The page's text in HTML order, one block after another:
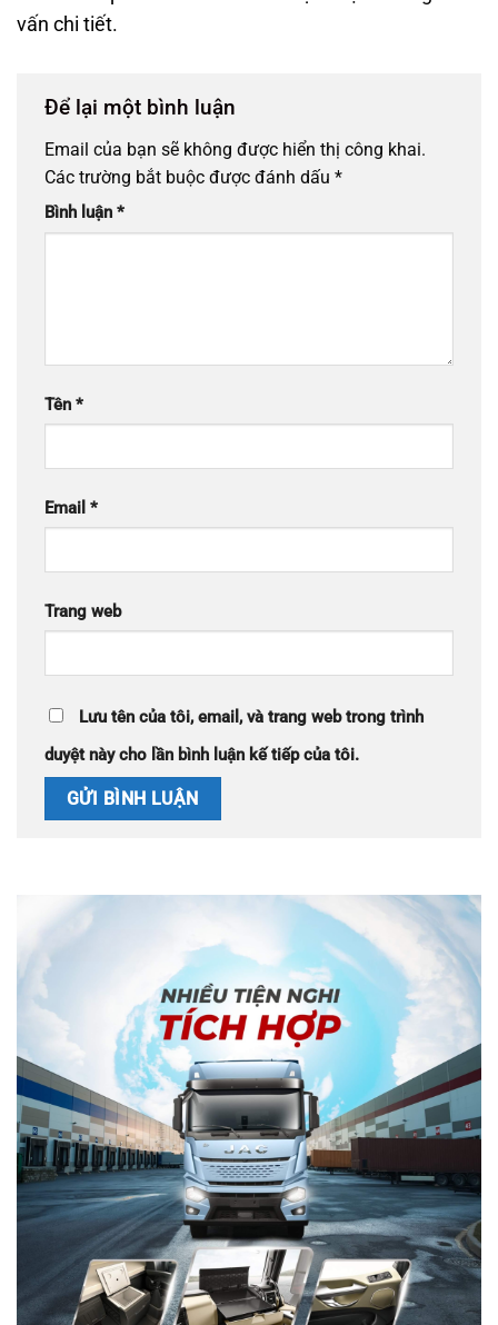
vấn chi tiết.
Để lại một bình luận
Email của bạn sẽ không được hiển thị công khai.
Các trường bắt buộc được đánh dấu *
Bình luận *
Tên *
Email *
Trang web
Lưu tên của tôi, email, và trang web trong trình
duyệt này cho lần bình luận kế tiếp của tôi.